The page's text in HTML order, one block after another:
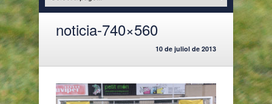
noticia-740×560
10 de juliol de 2013